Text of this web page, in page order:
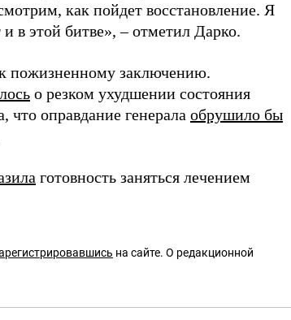
как пойдет восстановление. Я
в этой битве», – отметил Дарко.
заключению.
о резком ухудшении состояния
что оправдание генерала обрушило бы
готовность заняться лечением
на сайте. О редакционной